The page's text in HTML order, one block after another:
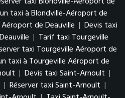
taxi à Blondville-Aéroport de
de Deauville | Devis taxi
| Tarif taxi Tourgeville
taxi Tourgeville Aéroport de
taxi à Tourgeville Aéroport de
| Devis taxi Saint-Arnoult |
| Réserver taxi Saint-Arnoult |